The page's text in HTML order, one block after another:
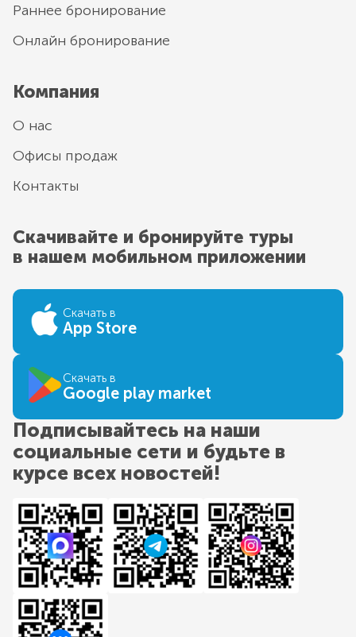
Раннее бронирование
Онлайн бронирование
Компания
О нас
Офисы продаж
Контакты
Скачивайте и бронируйте туры
в нашем мобильном приложении
Скачать в
App Store
Скачать в
Google play market
Подписывайтесь на наши
социальные сети и будьте в
курсе всех новостей!